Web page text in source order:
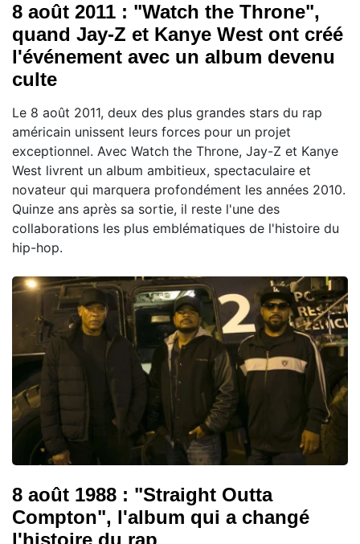
8 août 2011 : "Watch the Throne",
quand Jay-Z et Kanye West ont créé
l'événement avec un album devenu
culte
Le 8 août 2011, deux des plus grandes stars du rap
américain unissent leurs forces pour un projet
exceptionnel. Avec Watch the Throne, Jay-Z et Kanye
West livrent un album ambitieux, spectaculaire et
novateur qui marquera profondément les années 2010.
Quinze ans après sa sortie, il reste l'une des
collaborations les plus emblématiques de l'histoire du
hip-hop.
8 août 1988 : "Straight Outta
Compton", l'album qui a changé